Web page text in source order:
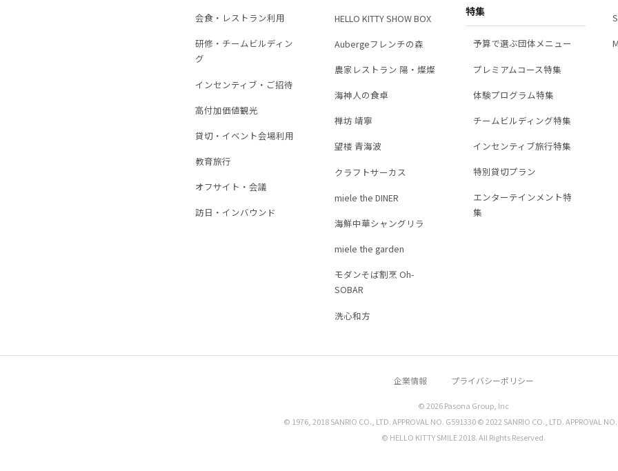
会食・レストラン利用
研修・チームビルディン
グ
インセンティブ・ご招待
高付加価値観光
貸切・イベント会場利用
教育旅行
オフサイト・会議
訪日・インバウンド
HELLO KITTY SHOW BOX
Aubergeフレンチの森
農家レストラン 陽・燦燦
海神人の食卓
禅坊 靖寧
望楼 青海波
クラフトサーカス
miele the DINER
海鮮中華シャングリラ
miele the garden
モダンそば割烹 Oh-
SOBAR
洗心和方
特集
予算で選ぶ団体メニュー
プレミアムコース特集
体験プログラム特集
チームビルディング特集
インセンティブ旅行特集
特別貸切プラン
エンターテインメント特
集
企業情報 プライバシーポリシー
© 2026 Pasona Group, Inc
© 1976, 2018 SANRIO CO., LTD. APPROVAL NO. G591330 © 2022 SANRIO CO., LTD. APPROVAL
© HELLO KITTY SMILE 2018. All Rights Reserved.